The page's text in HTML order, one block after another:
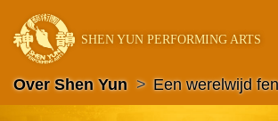
SHEN YUN PERFORMING ARTS
Over Shen Yun > Een werelwijd